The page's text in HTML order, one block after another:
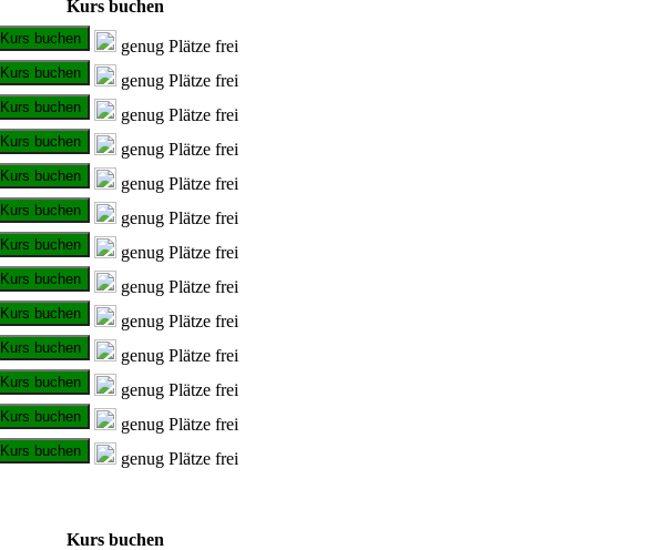
Kurs buchen
Kurs buchen
genug Plätze frei
Kurs buchen
genug Plätze frei
Kurs buchen
genug Plätze frei
Kurs buchen
genug Plätze frei
Kurs buchen
genug Plätze frei
Kurs buchen
genug Plätze frei
Kurs buchen
genug Plätze frei
Kurs buchen
genug Plätze frei
Kurs buchen
genug Plätze frei
Kurs buchen
genug Plätze frei
Kurs buchen
genug Plätze frei
Kurs buchen
genug Plätze frei
Kurs buchen
genug Plätze frei
Kurs buchen